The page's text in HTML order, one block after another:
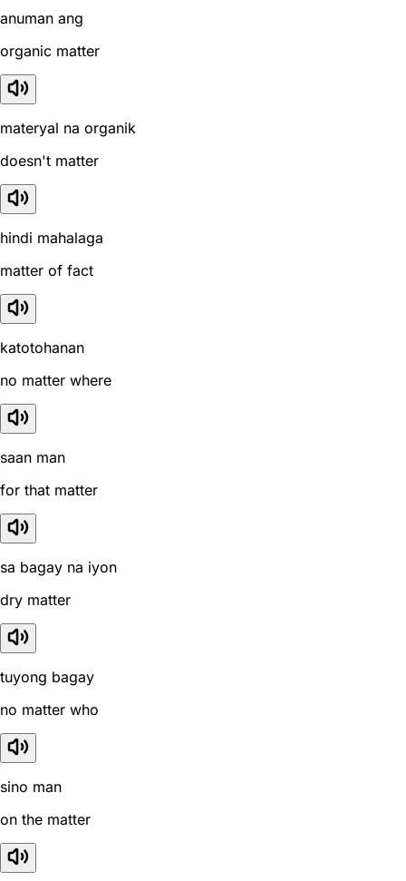
anuman ang
organic matter
materyal na organik
doesn't matter
hindi mahalaga
matter of fact
katotohanan
no matter where
saan man
for that matter
sa bagay na iyon
dry matter
tuyong bagay
no matter who
sino man
on the matter